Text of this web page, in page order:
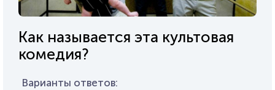
Как называется эта культовая
комедия?
Варианты ответов: